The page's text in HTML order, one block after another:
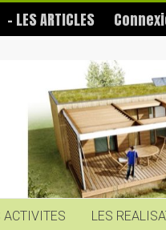
– LES ARTICLES
ACTIVITES LES